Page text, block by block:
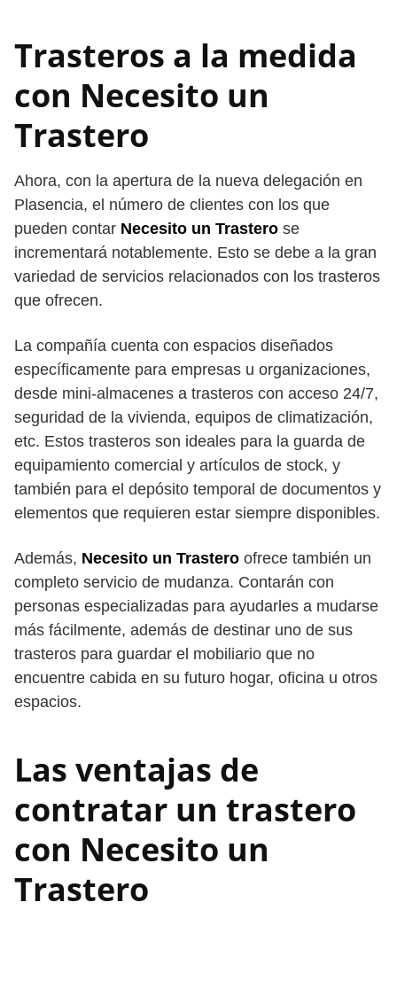
Trasteros a la medida
con Necesito un
Trastero
Ahora, con la apertura de la nueva delegación en
Plasencia, el número de clientes con los que
pueden contar Necesito un Trastero se
incrementará notablemente. Esto se debe a la gran
variedad de servicios relacionados con los trasteros
que ofrecen.
La compañía cuenta con espacios diseñados
específicamente para empresas u organizaciones,
desde mini-almacenes a trasteros con acceso 24/7,
seguridad de la vivienda, equipos de climatización,
etc. Estos trasteros son ideales para la guarda de
equipamiento comercial y artículos de stock, y
también para el depósito temporal de documentos y
elementos que requieren estar siempre disponibles.
Además, Necesito un Trastero ofrece también un
completo servicio de mudanza. Contarán con
personas especializadas para ayudarles a mudarse
más fácilmente, además de destinar uno de sus
trasteros para guardar el mobiliario que no
encuentre cabida en su futuro hogar, oficina u otros
espacios.
Las ventajas de
contratar un trastero
con Necesito un
Trastero